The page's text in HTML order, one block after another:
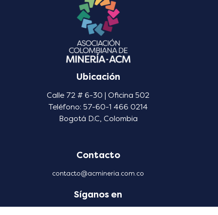
Ubicación
Calle 72 # 6-30 | Oficina 502
Teléfono: 57-60-1 466 0214
Bogotá D.C, Colombia
Contacto
contacto@acmineria.com.co
Síganos en